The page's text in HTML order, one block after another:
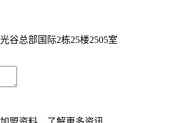
谷总部国际2栋25楼2505室